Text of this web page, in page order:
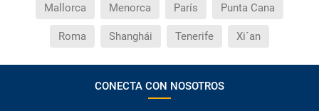
Mallorca Menorca París Punta Cana
Roma Shanghái Tenerife Xi´an
CONECTA CON NOSOTROS